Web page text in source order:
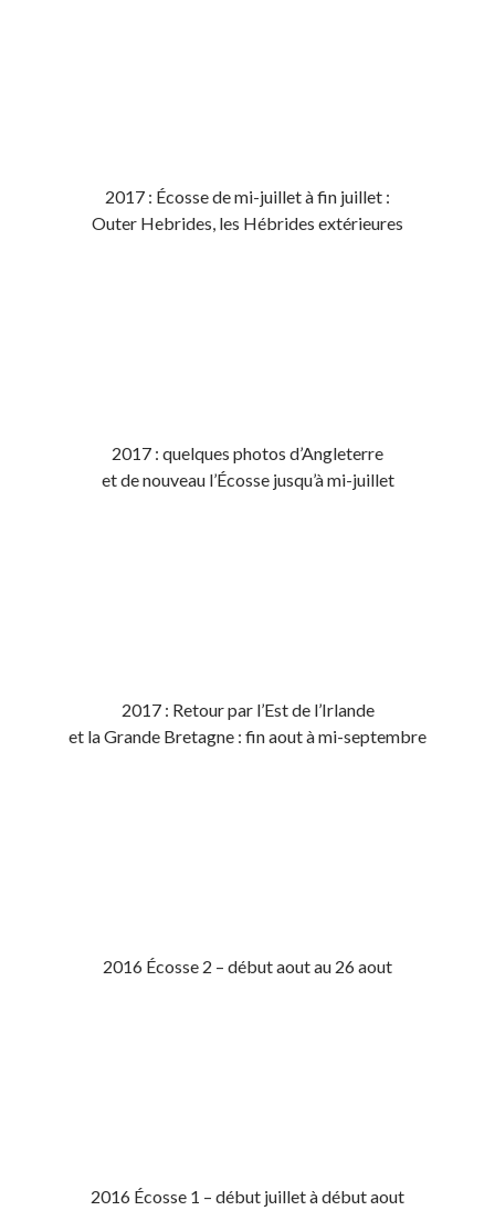
2017 : Écosse de mi-juillet à fin juillet :
Outer Hebrides, les Hébrides extérieures
2017 : quelques photos d’Angleterre
et de nouveau l’Écosse jusqu’à mi-juillet
2017 : Retour par l’Est de l’Irlande
et la Grande Bretagne : fin aout à mi-septembre
2016 Écosse 2 – début aout au 26 aout
2016 Écosse 1 – début juillet à début aout